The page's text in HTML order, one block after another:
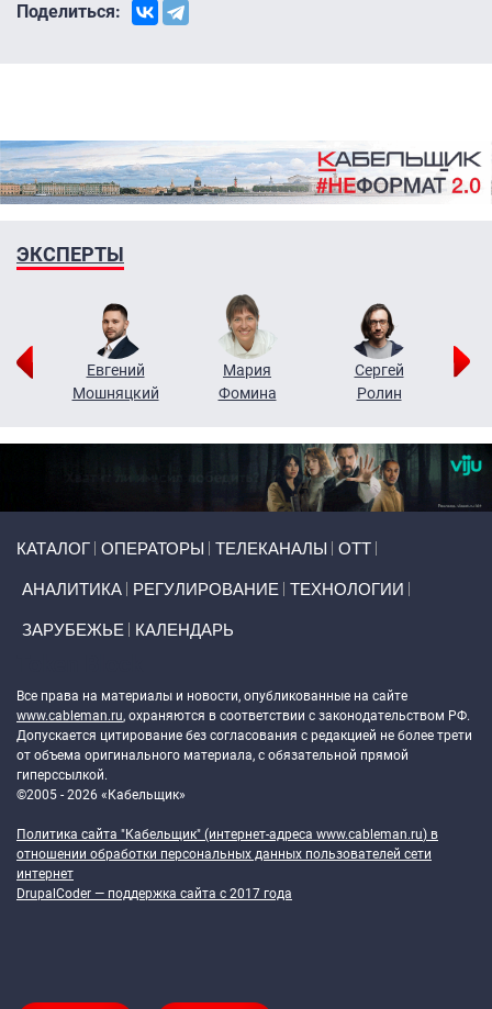
Поделиться:
ЭКСПЕРТЫ
Евгений
Мошняцкий
Мария
Фомина
Сергей
Ролин
КАТАЛОГ ОПЕРАТОРЫ ТЕЛЕКАНАЛЫ ОТТ
АНАЛИТИКА РЕГУЛИРОВАНИЕ ТЕХНОЛОГИИ
ЗАРУБЕЖЬЕ КАЛЕНДАРЬ
Все права на материалы и новости, опубликованные на сайте
www.cableman.ru, охраняются в соответствии с законодательством РФ.
Допускается цитирование без согласования с редакцией не более трети
от объема оригинального материала, с обязательной прямой
гиперссылкой.
©2005 - 2026 «Кабельщик»
Политика сайта "Кабельщик" (интернет-адреса www.cableman.ru) в
отношении обработки персональных данных пользователей сети
интернет
DrupalCoder — поддержка сайта c 2017 года